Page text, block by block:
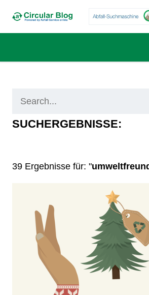
SUCHERGEBNISSE:
39 Ergebnisse für: "